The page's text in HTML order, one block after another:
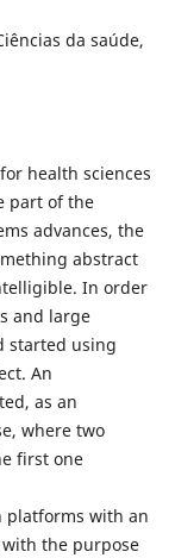
da saúde,
health sciences
part of the
advances, the
abstract
In order
and large
started using
An
as an
where two
first one
platforms with an
the purpose